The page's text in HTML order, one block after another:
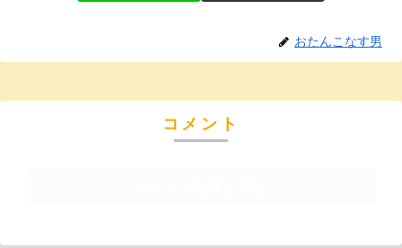
おたんこなす男
コメント